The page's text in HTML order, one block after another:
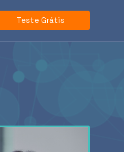
Teste Grátis